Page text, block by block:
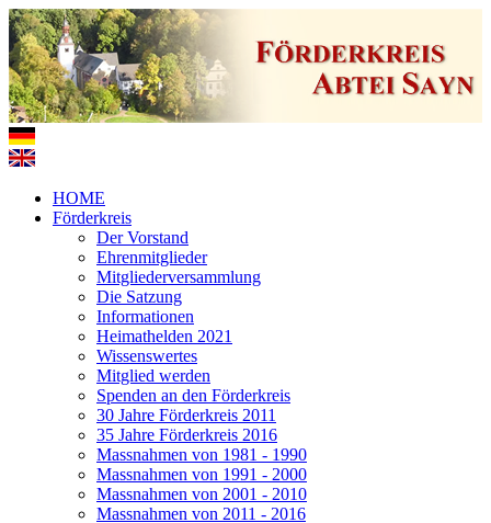
HOME
Förderkreis
Der Vorstand
Ehrenmitglieder
Mitgliederversammlung
Die Satzung
Informationen
Heimathelden 2021
Wissenswertes
Mitglied werden
Spenden an den Förderkreis
30 Jahre Förderkreis 2011
35 Jahre Förderkreis 2016
Massnahmen von 1981 - 1990
Massnahmen von 1991 - 2000
Massnahmen von 2001 - 2010
Massnahmen von 2011 - 2016